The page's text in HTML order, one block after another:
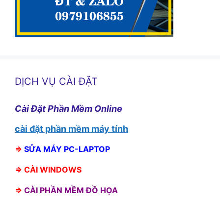
DỊCH VỤ CÀI ĐẶT
Cài Đặt Phần Mềm Online
cài đặt phần mềm máy tính
⇒ SỬA MÁY PC-LAPTOP
⇒ CÀI WINDOWS
⇒ CÀI PHẦN MỀM ĐỒ HỌA